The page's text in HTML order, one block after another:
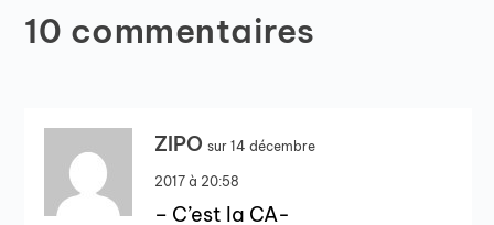
10 commentaires
ZIPO sur 14 décembre
2017 à 20:58
– C’est la CA-